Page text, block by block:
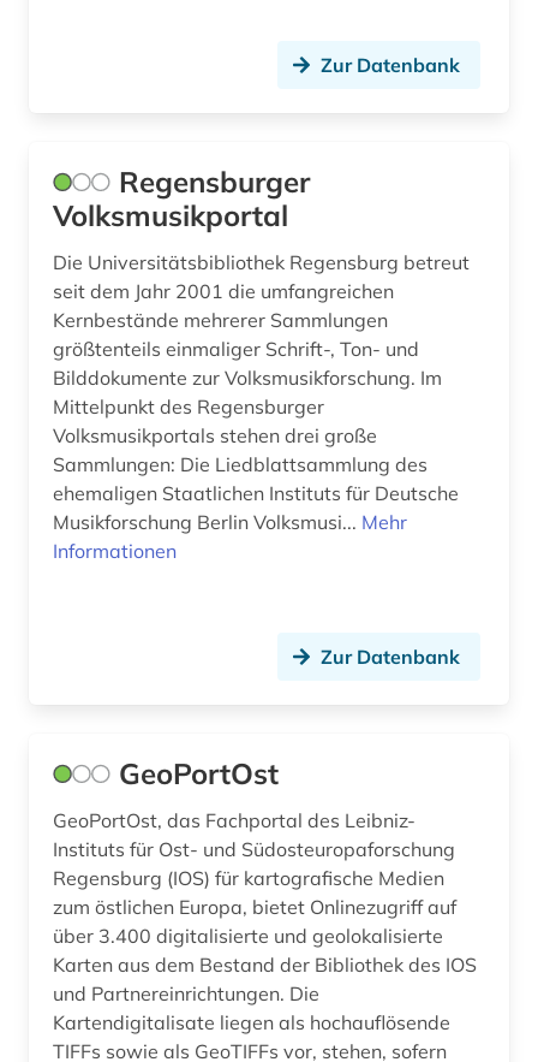
Zur Datenbank
Regensburger
Volksmusikportal
Die Universitätsbibliothek Regensburg betreut
seit dem Jahr 2001 die umfangreichen
Kernbestände mehrerer Sammlungen
größtenteils einmaliger Schrift-, Ton- und
Bilddokumente zur Volksmusikforschung. Im
Mittelpunkt des Regensburger
Volksmusikportals stehen drei große
Sammlungen: Die Liedblattsammlung des
ehemaligen Staatlichen Instituts für Deutsche
Musikforschung Berlin Volksmusi... Mehr
Informationen
Zur Datenbank
GeoPortOst
GeoPortOst, das Fachportal des Leibniz-
Instituts für Ost- und Südosteuropaforschung
Regensburg (IOS) für kartografische Medien
zum östlichen Europa, bietet Onlinezugriff auf
über 3.400 digitalisierte und geolokalisierte
Karten aus dem Bestand der Bibliothek des IOS
und Partnereinrichtungen. Die
Kartendigitalisate liegen als hochauflösende
TIFFs sowie als GeoTIFFs vor, stehen, sofern